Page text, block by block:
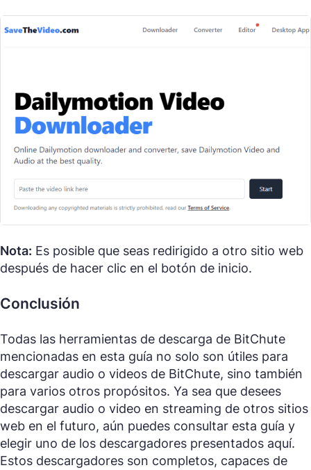
Nota: Es posible que seas redirigido a otro sitio web
después de hacer clic en el botón de inicio.
Conclusión
Todas las herramientas de descarga de BitChute
mencionadas en esta guía no solo son útiles para
descargar audio o videos de BitChute, sino también
para varios otros propósitos. Ya sea que desees
descargar audio o video en streaming de otros sitios
web en el futuro, aún puedes consultar esta guía y
elegir uno de los descargadores presentados aquí.
Estos descargadores son completos, capaces de